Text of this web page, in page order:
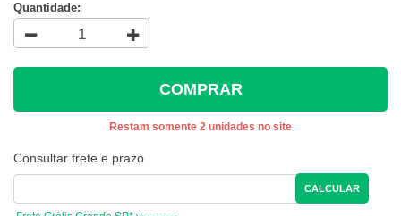
Quantidade:
COMPRAR
Restam somente 2 unidades no site
Consultar frete e prazo
CALCULAR